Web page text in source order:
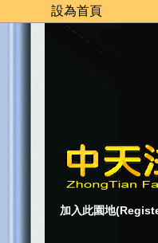
設為首頁
加入此園地